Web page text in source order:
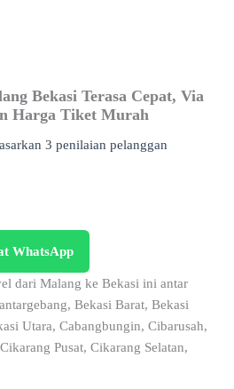
Bekasi Terasa Cepat, Via
Harga Tiket Murah
3 penilaian pelanggan
WhatsApp
dari Malang ke Bekasi ini antar
Bekasi Barat, Bekasi
Utara, Cabangbungin, Cibarusah,
Pusat, Cikarang Selatan,